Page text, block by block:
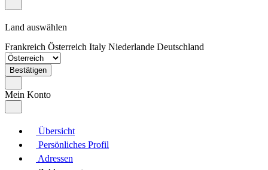
Land auswählen
Frankreich Österreich Italy Niederlande Deutschland
Bestätigen
Mein Konto
Übersicht
Persönliches Profil
Adressen